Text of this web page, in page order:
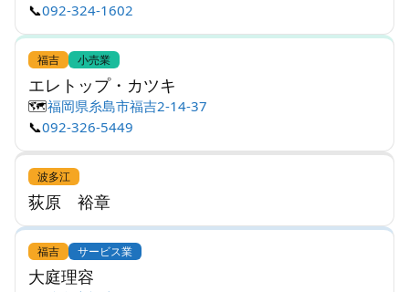
📞092-324-1602
福吉 小売業
エレトップ・カツキ
🗺️福岡県糸島市福吉2-14-37
📞092-326-5449
波多江
荻原 裕章
福吉 サービス業
大庭理容